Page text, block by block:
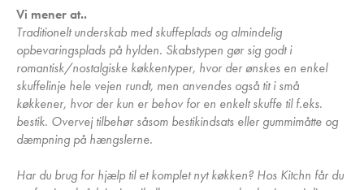
Vi mener at..
Traditionelt underskab med skuffeplads og almindelig
opbevaringsplads på hylden. Skabstypen gør sig godt i
romantisk/nostalgiske køkkentyper, hvor der ønskes en enkel
skuffelinje hele vejen rundt, men anvendes også tit i små
køkkener, hvor der kun er behov for en enkelt skuffe til f.eks.
bestik. Overvej tilbehør såsom bestikindsats eller gummimåtte og
dæmpning på hængslerne.
Har du brug for hjælp til et komplet nyt køkken? Hos Kitchn får du